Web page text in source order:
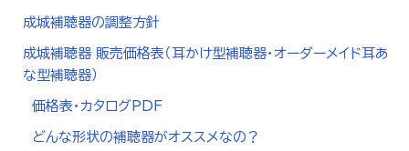
成城補聴器の調整方針
成城補聴器 販売価格表（耳かけ型補聴器・オーダーメイド耳あ
な型補聴器）
価格表・カタログPDF
どんな形状の補聴器がオススメなの？